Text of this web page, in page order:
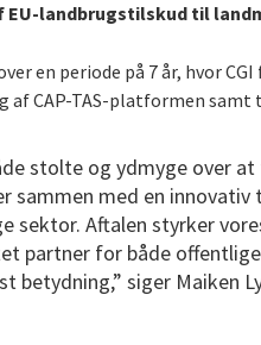
EU-landbrugstilskud til
en periode på 7 år, hvor
af CAP-TAS-platformen
stolte og ydmyge over
sammen med en innovativ
sektor. Aftalen styrker
partner for både
betydning,” siger Maiken